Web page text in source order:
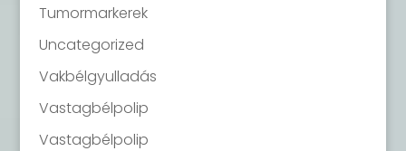
Tumormarkerek
Uncategorized
Vakbélgyulladás
Vastagbélpolip
Vastagbélpolip